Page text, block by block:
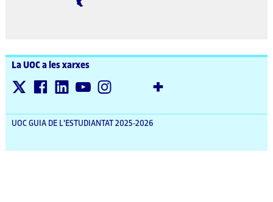
UOC GUIA DE L'ESTUDIANTAT 2025-2026
La UOC a les xarxes